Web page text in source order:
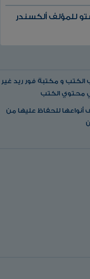
للمؤلف ألكسندر
الكتب و مكتبة فور ريد غير
محتوي الكتب
للحفاظ عليها من